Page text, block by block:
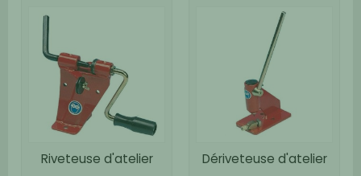
Riveteuse d'atelier Dériveteuse d'atelier